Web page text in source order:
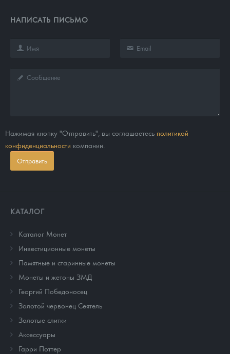
НАПИСАТЬ ПИСЬМО
Нажимая кнопку "Отправить", вы соглашаетесь политикой
конфиденциальности компании.
Отправить
КАТАЛОГ
Каталог Монет
Инвестиционные монеты
Памятные и старинные монеты
Монеты и жетоны ЗМД
Георгий Победоносец
Золотой червонец Сеятель
Золотые слитки
Аксессуары
Гарри Поттер